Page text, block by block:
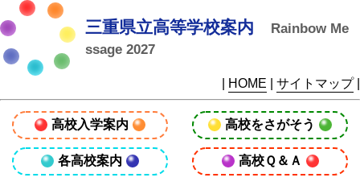
三重県立高等学校案内
Rainbow Me
ssage 2027
HOME サイトマップ|
高校入学案内 高校をさがそう
各高校案内 高校Ｑ＆Ａ